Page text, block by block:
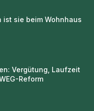
ist sie beim Wohnhaus
Vergütung, Laufzeit
Reform